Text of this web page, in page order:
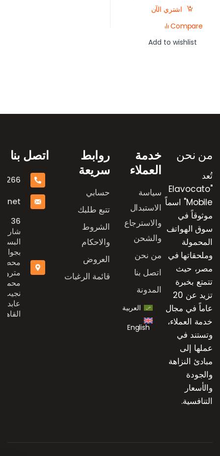
اشتري الآن
Compare
Add to wishlist
من نحن
تُعد
"Elavocato
Mobile" اسماً
موثوقاً في
سوق الهواتف
المحمولة
وملحقاتها في
مصر، حيث
تتمتع بخبرة
تزيد عن 20
عاماً في مجال
خدمة العملاء،
وتستند في
عملها إلى
مبادئ النزاهة
والجودة
والأسعار
التنافسية.
خدمة
العملاء
سياسة
الاستبدال
والاسترجاع
والشحن
من نحن
اتصل بنا
المدونة
العربية
English
روابط
سريعة
حسابي
تتبع طلبك
الشروط
والاحكام
العروض
قائمة الرغبات
اتصل بنا
36
شارع
بجوار
محطة
مترو
محمد
نجيب،